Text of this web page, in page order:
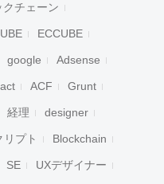
クチェーン
ECCUBE
google Adsense
ACF Grunt
経理 designer
リプト Blockchain
SE UXデザイナー